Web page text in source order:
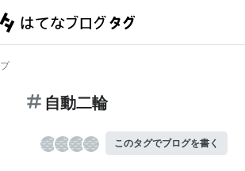
自動二輪
このタグでブログを書く